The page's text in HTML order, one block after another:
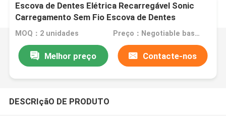
Escova de Dentes Elétrica Recarregável Sonic
Carregamento Sem Fio Escova de Dentes
Impermeável Elétrica
MOQ：2 unidades Preço：Negotiable based on order lot quantity
Melhor preço Contacte-nos
DESCRIçãO DE PRODUTO